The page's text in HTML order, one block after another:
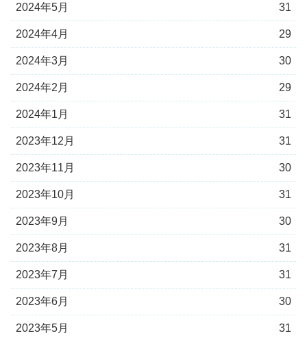
2024年5月 31
2024年4月 29
2024年3月 30
2024年2月 29
2024年1月 31
2023年12月 31
2023年11月 30
2023年10月 31
2023年9月 30
2023年8月 31
2023年7月 31
2023年6月 30
2023年5月 31